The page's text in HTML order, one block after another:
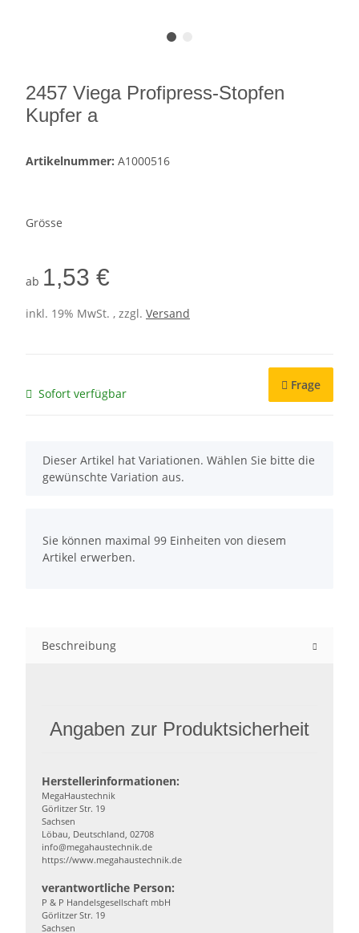
2457 Viega Profipress-Stopfen
Kupfer a
Artikelnummer: A1000516
Grösse
ab 1,53 €
inkl. 19% MwSt. , zzgl. Versand
Sofort verfügbar
Frage
x
Dieser Artikel hat Variationen. Wählen Sie bitte die
gewünschte Variation aus.
Sie können maximal 99 Einheiten von diesem
Artikel erwerben.
Beschreibung
Angaben zur Produktsicherheit
Herstellerinformationen:
MegaHaustechnik
Görlitzer Str. 19
Sachsen
Löbau, Deutschland, 02708
info@megahaustechnik.de
https://www.megahaustechnik.de
verantwortliche Person:
P & P Handelsgesellschaft mbH
Görlitzer Str. 19
Sachsen